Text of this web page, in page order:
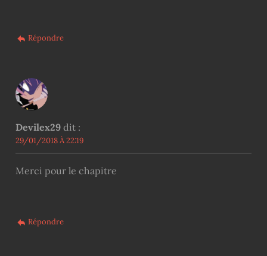
Répondre
Devilex29 dit :
29/01/2018 À 22:19
Merci pour le chapitre
Répondre